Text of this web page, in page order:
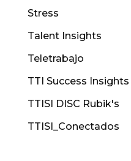
Stress
Talent Insights
Teletrabajo
TTI Success Insights
TTISI DISC Rubik's
TTISI_Conectados